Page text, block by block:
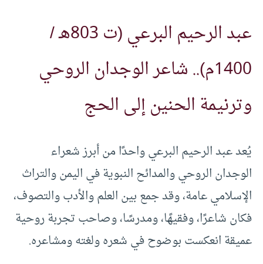
عبد الرحيم البرعي (ت 803هـ /
1400م).. شاعر الوجدان الروحي
وترنيمة الحنين إلى الحج
يُعد عبد الرحيم البرعي واحدًا من أبرز شعراء
الوجدان الروحي والمدائح النبوية في اليمن والتراث
الإسلامي عامة، وقد جمع بين العلم والأدب والتصوف،
فكان شاعرًا، وفقيهًا، ومدرسًا، وصاحب تجربة روحية
عميقة انعكست بوضوح في شعره ولغته ومشاعره.